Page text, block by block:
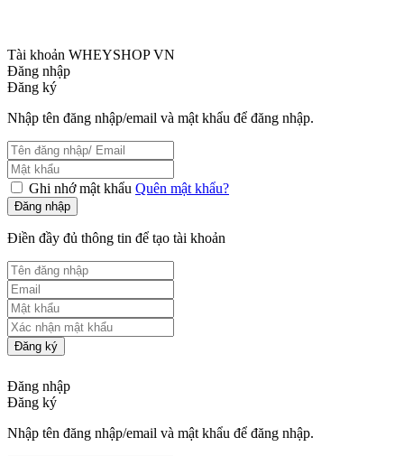
Tài khoản WHEYSHOP VN
Đăng nhập
Đăng ký
Nhập tên đăng nhập/email và mật khẩu để đăng nhập.
Ghi nhớ mật khẩu Quên mật khẩu?
Đăng nhập
Điền đầy đủ thông tin để tạo tài khoản
Đăng ký
Đăng nhập
Đăng ký
Nhập tên đăng nhập/email và mật khẩu để đăng nhập.